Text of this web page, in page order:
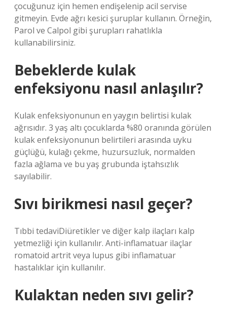
çocuğunuz için hemen endişelenip acil servise
gitmeyin. Evde ağrı kesici şuruplar kullanın. Örneğin,
Parol ve Calpol gibi şurupları rahatlıkla
kullanabilirsiniz.
Bebeklerde kulak
enfeksiyonu nasıl anlaşılır?
Kulak enfeksiyonunun en yaygın belirtisi kulak
ağrısıdır. 3 yaş altı çocuklarda %80 oranında görülen
kulak enfeksiyonunun belirtileri arasında uyku
güçlüğü, kulağı çekme, huzursuzluk, normalden
fazla ağlama ve bu yaş grubunda iştahsızlık
sayılabilir.
Sıvı birikmesi nasıl geçer?
Tıbbi tedaviDiüretikler ve diğer kalp ilaçları kalp
yetmezliği için kullanılır. Anti-inflamatuar ilaçlar
romatoid artrit veya lupus gibi inflamatuar
hastalıklar için kullanılır.
Kulaktan neden sıvı gelir?